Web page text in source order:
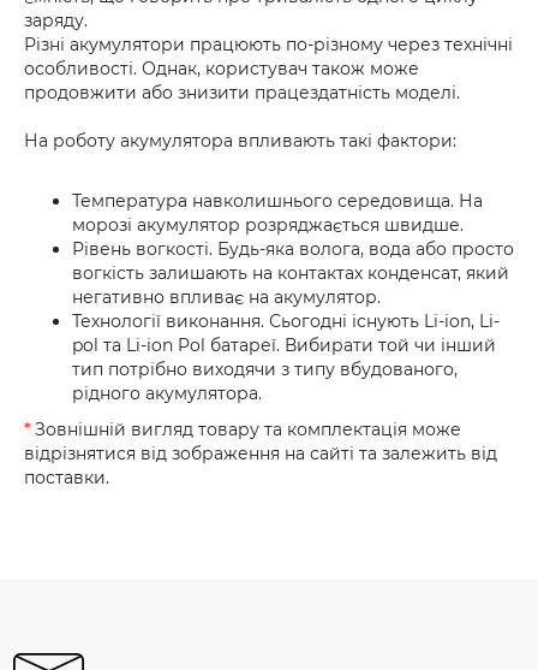
заряду.
Різні акумулятори працюють по-різному через технічні
особливості. Однак, користувач також може
продовжити або знизити працездатність моделі.
На роботу акумулятора впливають такі фактори:
Температура навколишнього середовища. На
морозі акумулятор розряджається швидше.
Рівень вогкості. Будь-яка волога, вода або просто
вогкість залишають на контактах конденсат, який
негативно впливає на акумулятор.
Технології виконання. Сьогодні існують Li-ion, Li-
pol та Li-ion Pol батареї. Вибирати той чи інший
тип потрібно виходячи з типу вбудованого,
рідного акумулятора.
* Зовнішній вигляд товару та комплектація може
відрізнятися від зображення на сайті та залежить від
поставки.